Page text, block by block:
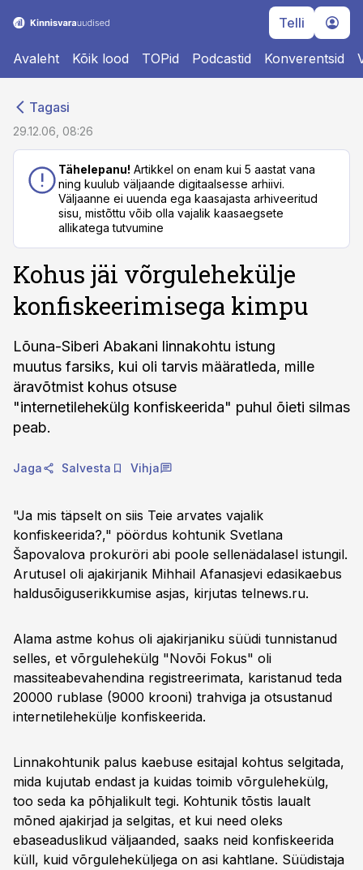
Telli
Avaleht Kõik lood TOPid Podcastid Konverentsid
Tagasi
29.12.06, 08:26
Tähelepanu! Artikkel on enam kui 5 aastat vana
ning kuulub väljaande digitaalsesse arhiivi.
Väljaanne ei uuenda ega kaasajasta arhiveeritud
sisu, mistõttu võib olla vajalik kaasaegsete
allikatega tutvumine
Kohus jäi võrgulehekülje
konfiskeerimisega kimpu
Lõuna-Siberi Abakani linnakohtu istung
muutus farsiks, kui oli tarvis määratleda, mille
äravõtmist kohus otsuse
"internetilehekülg konfiskeerida" puhul õieti silmas
peab.
Jaga Salvesta Vihja
"Ja mis täpselt on siis Teie arvates vajalik
konfiskeerida?," pöördus kohtunik Svetlana
Šapovalova prokuröri abi poole sellenädalasel istungil.
Arutusel oli ajakirjanik Mihhail Afanasjevi edasikaebus
haldusõiguserikkumise asjas, kirjutas telnews.ru.
Alama astme kohus oli ajakirjaniku süüdi tunnistanud
selles, et võrgulehekülg "Novõi Fokus" oli
massiteabevahendina registreerimata, karistanud teda
20000 rublase (9000 krooni) trahviga ja otsustanud
internetilehekülje konfiskeerida.
Linnakohtunik palus kaebuse esitajal kohtus selgitada,
mida kujutab endast ja kuidas toimib võrgulehekülg,
too seda ka põhjalikult tegi. Kohtunik tõstis laualt
mõned ajakirjad ja selgitas, et kui need oleks
ebaseaduslikud väljaanded, saaks neid konfiskeerida
küll, kuid võrguleheküljega on asi kahtlane. Süüdistaja